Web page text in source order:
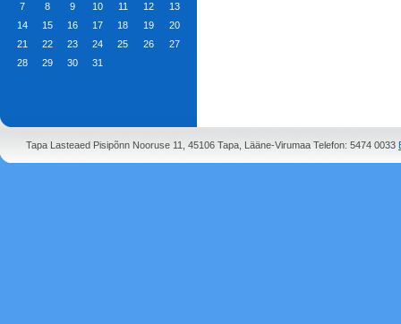
7
8 9 10 11 12
13
14
15 16 17 18 19
20
21
22 23 24 25 26
27
28
29 30 31
Tapa Lasteaed Pisipõnn Nooruse 11, 45106 Tapa, Lääne-Virumaa Telefon: 5474 0033